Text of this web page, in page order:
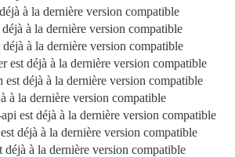
à la dernière version compatible
à la dernière version compatible
déjà à la dernière version compatible
est déjà à la dernière version compatible
est déjà à la dernière version compatible
à la dernière version compatible
est déjà à la dernière version compatible
déjà à la dernière version compatible
déjà à la dernière version compatible